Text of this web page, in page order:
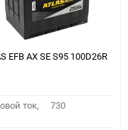
EFB AX SE S95 100D26R
ток,
730